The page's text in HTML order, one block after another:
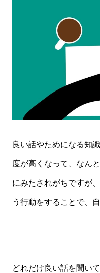
良い話やためになる知
度が高くなって、なん
にみたされがちですが
う行動をすることで、
どれだけ良い話を聞い